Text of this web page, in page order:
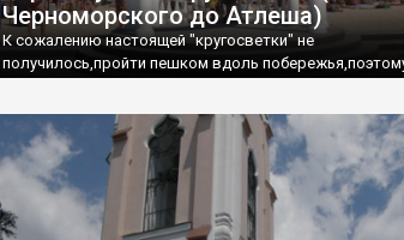
Черноморского до Атлеша)
К сожалению настоящей "кругосветки" не
получилось,пройти пешком вдоль